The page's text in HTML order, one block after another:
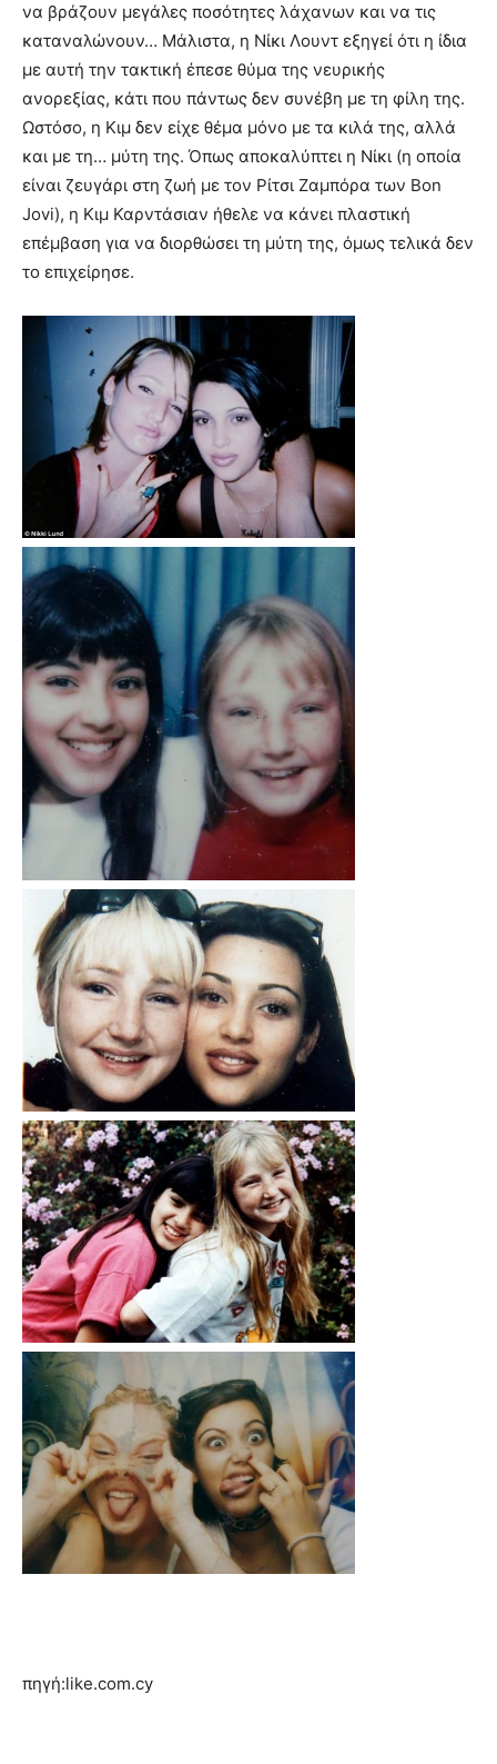
να βράζουν μεγάλες ποσότητες λάχανων και να τις
καταναλώνουν… Μάλιστα, η Νίκι Λουντ εξηγεί ότι η ίδια
με αυτή την τακτική έπεσε θύμα της νευρικής
ανορεξίας, κάτι που πάντως δεν συνέβη με τη φίλη της.
Ωστόσο, η Κιμ δεν είχε θέμα μόνο με τα κιλά της, αλλά
και με τη… μύτη της. Όπως αποκαλύπτει η Νίκι (η οποία
είναι ζευγάρι στη ζωή με τον Ρίτσι Ζαμπόρα των Bon
Jovi), η Κιμ Καρντάσιαν ήθελε να κάνει πλαστική
επέμβαση για να διορθώσει τη μύτη της, όμως τελικά δεν
το επιχείρησε.
πηγή:like.com.cy